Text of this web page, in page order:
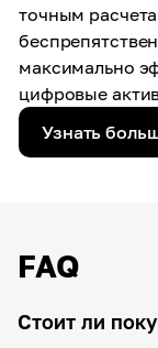
точным
максимально
цифровые
Узнать
FAQ
Стоит ли